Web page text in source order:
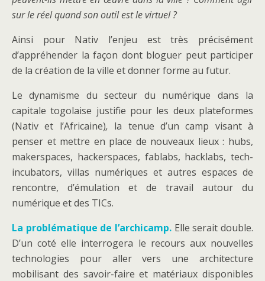
sur le réel quand son outil est le virtuel ?
Ainsi pour Nativ l’enjeu est très précisément
d’appréhender la façon dont bloguer peut participer
de la création de la ville et donner forme au futur.
Le dynamisme du secteur du numérique dans la
capitale togolaise justifie pour les deux plateformes
(Nativ et l’Africaine), la tenue d’un camp visant à
penser et mettre en place de nouveaux lieux : hubs,
makerspaces, hackerspaces, fablabs, hacklabs, tech-
incubators, villas numériques et autres espaces de
rencontre, d’émulation et de travail autour du
numérique et des TICs.
La problématique de l’archicamp. Elle serait double.
D’un coté elle interrogera le recours aux nouvelles
technologies pour aller vers une architecture
mobilisant des savoir-faire et matériaux disponibles